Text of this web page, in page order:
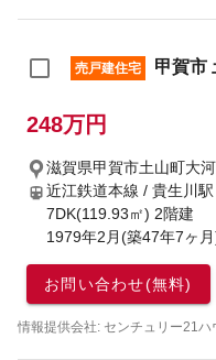
売戸建住宅 甲賀市
248万円
滋賀県甲賀市土山町大
近江鉄道本線 / 貴生川駅
7DK(119.93㎡) 2階建
1979年2月(築47年7ヶ
お問い合わせ(無料)
情報提供会社: センチュリー21